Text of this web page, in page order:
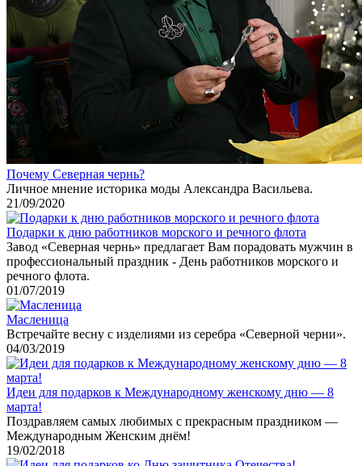
Почему Северная чернь?
Личное мнение историка моды Александра Васильева.
21/09/2020
Подарки к дню работников морского и речного флота
Завод «Северная чернь» предлагает Вам порадовать мужчин в
профессиональный праздник - День работников морского и
речного флота.
01/07/2019
Масленица
Встречайте весну с изделиями из серебра «Северной черни».
04/03/2019
Идеи для подарков к Международному женскому дню — 8
марта!
Поздравляем самых любимых с прекрасным праздником —
Международным Женским днём!
19/02/2018